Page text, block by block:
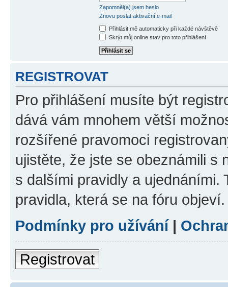
Zapomněl(a) jsem heslo
Znovu poslat aktivační e-mail
Přihlásit mě automaticky při každé návštěvě
Skrýt můj online stav pro toto přihlášení
REGISTROVAT
Pro přihlášení musíte být
dává vám mnohem větší
rozšířené pravomoci
ujistěte, že jste se obeznámili s
s dalšími pravidly a ujednáními.
pravidla, která se na fóru objeví.
Podmínky pro užívání|
Registrovat